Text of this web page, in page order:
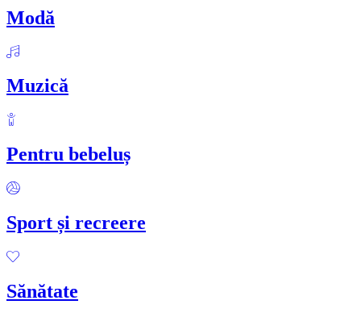
Modă
Muzică
Pentru bebeluș
Sport și recreere
Sănătate